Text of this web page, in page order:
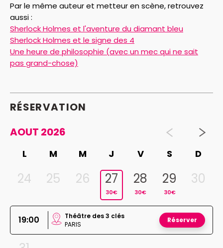
Par le même auteur et metteur en scène, retrouvez
aussi :
Sherlock Holmes et l'aventure du diamant bleu
Sherlock Holmes et le signe des 4
Une heure de philosophie (avec un mec qui ne sait
pas grand-chose)
RÉSERVATION
AOUT 2026
L M M J V S D
24 25 26 27
30€
28
30€
29
30€
30
19:00
Théâtre des 3 clés
PARIS
Réserver